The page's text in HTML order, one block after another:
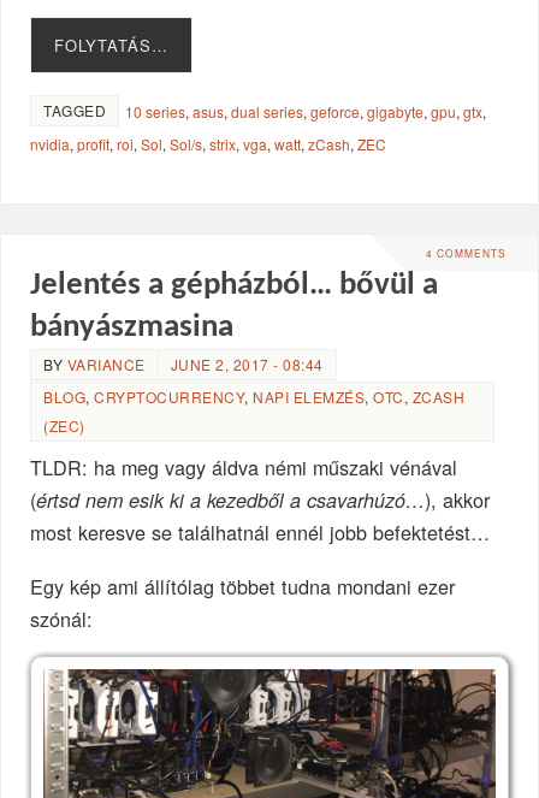
FOLYTATÁS…
TAGGED 10 series,asus,dual series,geforce,gigabyte,gpu,gtx,
nvidia,profit,roi,Sol,Sol/s,strix,vga,watt,zCash,ZEC
4 COMMENTS
Jelentés a gépházból… bővül a
bányászmasina
BY VARIANCE
JUNE 2, 2017 - 08:44
BLOG,CRYPTOCURRENCY, NAPI ELEMZÉS,OTC, ZCASH
(ZEC)
TLDR: ha meg vagy áldva némi műszaki vénával
(értsd nem esik ki a kezedből a csavarhúzó…), akkor
most keresve se találhatnál ennél jobb befektetést…
Egy kép ami állítólag többet tudna mondani ezer
szónál: